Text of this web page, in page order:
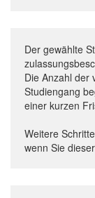
Der gewählte
Die Anzahl der
Studiengang
einer kurzen
Weitere
wenn Sie dieser